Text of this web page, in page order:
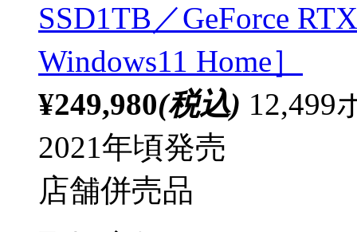
SSD1TB／GeForce
Windows11 Home］
¥249,980(税込) 12,499
2021年頃発売
店舗併売品